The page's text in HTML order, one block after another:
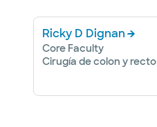
Ricky D Dignan
Core Faculty
Cirugía de colon y recto